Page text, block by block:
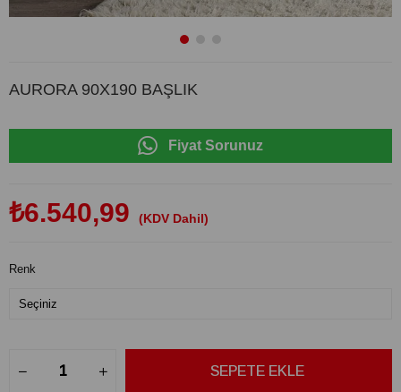
AURORA 90X190 BAŞLIK
Fiyat Sorunuz
₺6.540,99 (KDV Dahil)
Renk